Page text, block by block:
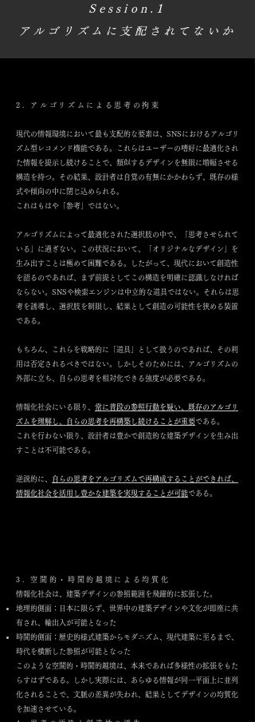
Session.1
アルゴリズムに支配されてないか
2. アルゴリズムによる思考の拘束
現代の情報環境において最も支配的な要素は、SNSにおけるアルゴリ
ズム型レコメンド機能である。これらはユーザーの嗜好に最適化され
た情報を提示し続けることで、類似するデザインを無限に増幅させる
構造を持つ。その結果、設計者は自覚の有無にかかわらず、既存の様
式や傾向の中に閉じ込められる。
これはもはや「参考」ではない。
アルゴリズムによって最適化された選択肢の中で、「思考させられて
いる」に過ぎない。この状況において、「オリジナルなデザイン」を
生み出すことは極めて困難である。したがって、現代において創造性
を語るのであれば、まず前提としてこの構造を明確に認識しなければ
ならない。SNSや検索エンジンは中立的な道具ではない。それらは思
考を誘導し、選択肢を制限し、結果として創造の可能性を狭める装置
である。
もちろん、これらを戦略的に「道具」として扱うのであれば、その利
用は否定されるべきではない。しかしそのためには、アルゴリズムの
外部に立ち、自らの思考を相対化できる強度が必要である。
情報化社会にいる限り、 常に普段の参照行動を疑い、既存のアルゴリ
ズムを理解し、自らの思考を再構築し続けることが重要である。
これを行わない限り、設計者は豊かで創造的な建築デザインを生み出
すことは不可能である。
逆説的に、
自らの思考をアルゴリズムで再構成することができれば、
情報化社会を活用し豊かな建築を実現することが可能である。
3. 空間的・時間的越境による均質化
情報化社会は、建築デザインの参照範囲を飛躍的に拡張した。
地理的側面：日本に限らず、世界中の建築デザインや文化が即座に共
有され、輸出入が可能となった
時間的側面：歴史的様式建築からモダニズム、現代建築に至るまで、
時代を横断した参照が可能となった
このような空間的・時間的越境は、本来であれば多様性の拡張をもた
らすはずである。しかし実際には、あらゆる情報が同一平面上に並列
化されることで、文脈の差異が失われ、結果としてデザインの均質化
を加速させている。